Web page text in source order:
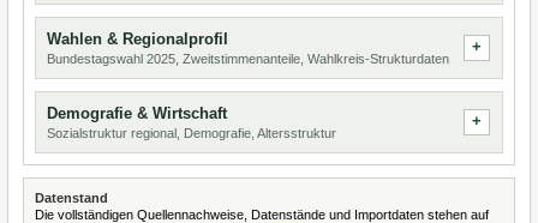
Wahlen & Regionalprofil
Bundestagswahl 2025, Zweitstimmenanteile, Wahlkreis-Strukturdaten
Demografie & Wirtschaft
Sozialstruktur regional, Demografie, Altersstruktur
Datenstand
Die vollständigen Quellennachweise, Datenstände und Importdaten stehen auf